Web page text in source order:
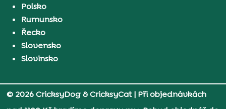
Polsko
Rumunsko
Řecko
Slovensko
Slovinsko
© 2026 CricksyDog & CricksyCat| Při objednávkách